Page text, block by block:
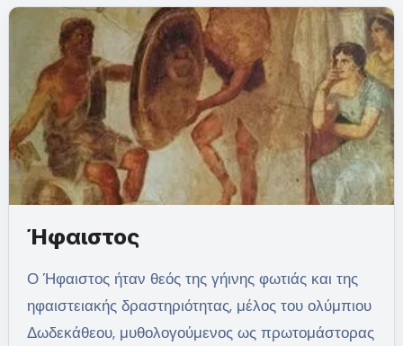
Ήφαιστος
Ο Ήφαιστος ήταν θεός της γήινης φωτιάς και της
ηφαιστειακής δραστηριότητας, μέλος του ολύμπιου
Δωδεκάθεου, μυθολογούμενος ως πρωτομάστορας